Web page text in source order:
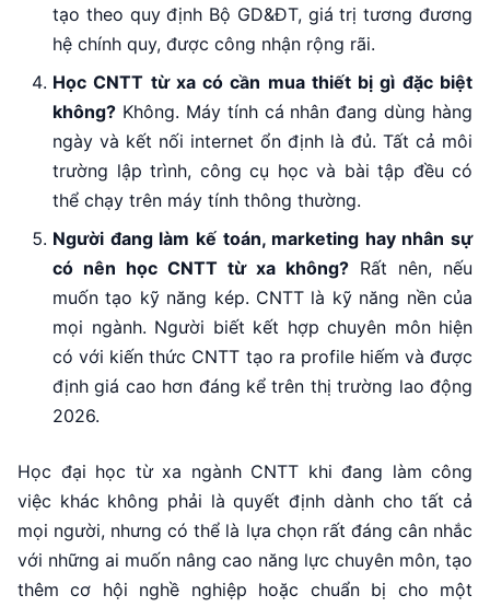
tạo theo quy định Bộ GD&ĐT, giá trị tương đương
hệ chính quy, được công nhận rộng rãi.
Học CNTT từ xa có cần mua thiết bị gì đặc biệt
không? Không. Máy tính cá nhân đang dùng hàng
ngày và kết nối internet ổn định là đủ. Tất cả môi
trường lập trình, công cụ học và bài tập đều có
thể chạy trên máy tính thông thường.
Người đang làm kế toán, marketing hay nhân sự
có nên học CNTT từ xa không? Rất nên, nếu
muốn tạo kỹ năng kép. CNTT là kỹ năng nền của
mọi ngành. Người biết kết hợp chuyên môn hiện
có với kiến thức CNTT tạo ra profile hiếm và được
định giá cao hơn đáng kể trên thị trường lao động
2026.
Học đại học từ xa ngành CNTT khi đang làm công
việc khác không phải là quyết định dành cho tất cả
mọi người, nhưng có thể là lựa chọn rất đáng cân nhắc
với những ai muốn nâng cao năng lực chuyên môn, tạo
thêm cơ hội nghề nghiệp hoặc chuẩn bị cho một